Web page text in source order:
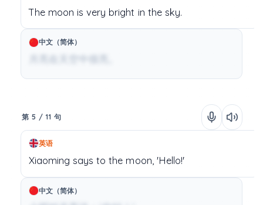
The moon is very bright in the sky.
中文（简体）
第 5 / 11 句
英语
Xiaoming says to the moon, 'Hello!'
中文（简体）